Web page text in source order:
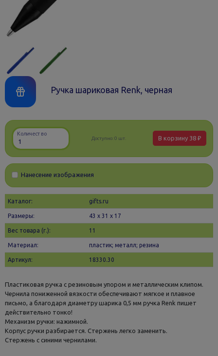
Ручка шариковая Renk, черная
Количество
Доступно:0 шт. В корзину 38 ₽
Нанесение изображения
Каталог: gifts.ru
Размеры: 43 х 31 x 17
Вес товара (г.): 11
Материал: пластик; металл; резина
Артикул: 18330.30
Пластиковая ручка с резиновым упором и металлическим клипом.
Чернила пониженной вязкости обеспечивают мягкое и плавное
письмо, а благодаря диаметру шарика 0,5 мм ручка Renk пишет
действительно тонко!
Механизм ручки: нажимной.
Корпус ручки разбирается. Стержень легко заменить.
Стержень с синими чернилами.